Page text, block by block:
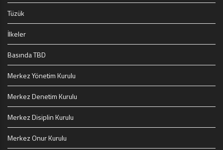
Tüzük
İlkeler
Basında TBD
Merkez Yönetim Kurulu
Merkez Denetim Kurulu
Merkez Disiplin Kurulu
Merkez Onur Kurulu